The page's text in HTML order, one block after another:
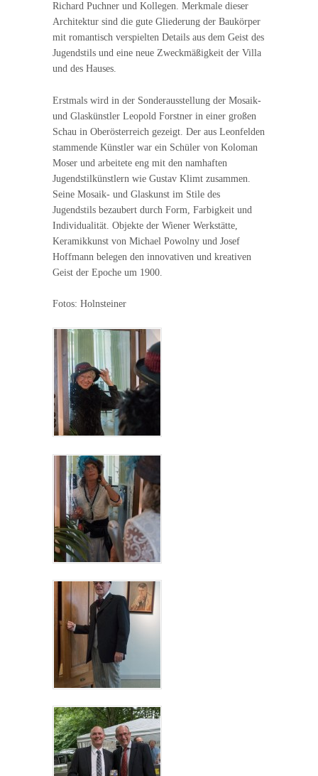
Richard Puchner und Kollegen. Merkmale dieser
Architektur sind die gute Gliederung der Baukörper
mit romantisch verspielten Details aus dem Geist des
Jugendstils und eine neue Zweckmäßigkeit der Villa
und des Hauses.
Erstmals wird in der Sonderausstellung der Mosaik-
und Glaskünstler Leopold Forstner in einer großen
Schau in Oberösterreich gezeigt. Der aus Leonfelden
stammende Künstler war ein Schüler von Koloman
Moser und arbeitete eng mit den namhaften
Jugendstilkünstlern wie Gustav Klimt zusammen.
Seine Mosaik- und Glaskunst im Stile des
Jugendstils bezaubert durch Form, Farbigkeit und
Individualität. Objekte der Wiener Werkstätte,
Keramikkunst von Michael Powolny und Josef
Hoffmann belegen den innovativen und kreativen
Geist der Epoche um 1900.
Fotos: Holnsteiner